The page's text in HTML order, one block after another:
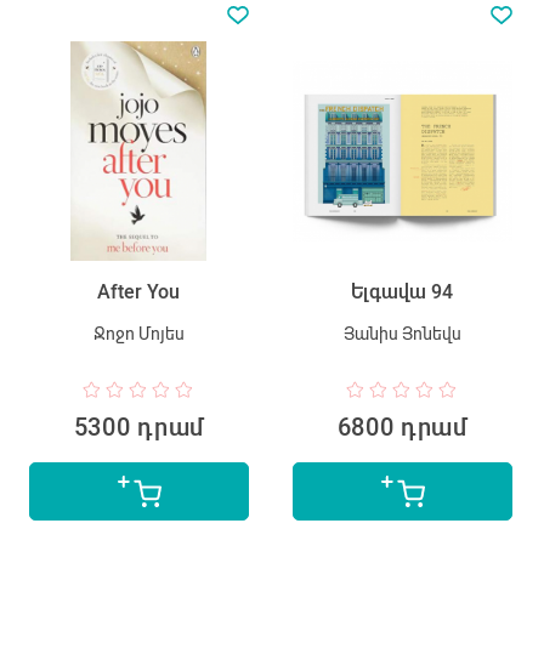
After You
Ջոջո Մոյես
5300 դրամ
Ելգավա 94
Յանիս Յոնեվս
6800 դրամ